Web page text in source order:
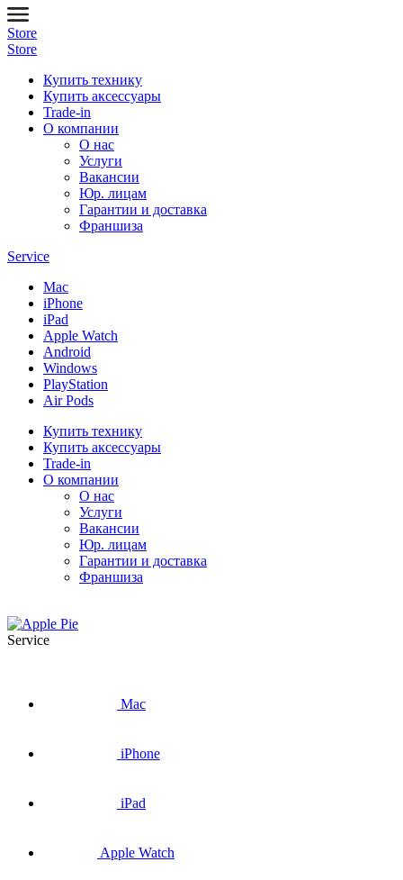
Store
Store
Купить технику
Купить аксессуары
Trade-in
О компании
О нас
Услуги
Вакансии
Юр. лицам
Гарантии и доставка
Франшиза
Service
Mac
iPhone
iPad
Apple Watch
Android
Windows
PlayStation
Air Pods
Купить технику
Купить аксессуары
Trade-in
О компании
О нас
Услуги
Вакансии
Юр. лицам
Гарантии и доставка
Франшиза
Service
Mac
iPhone
iPad
Apple Watch